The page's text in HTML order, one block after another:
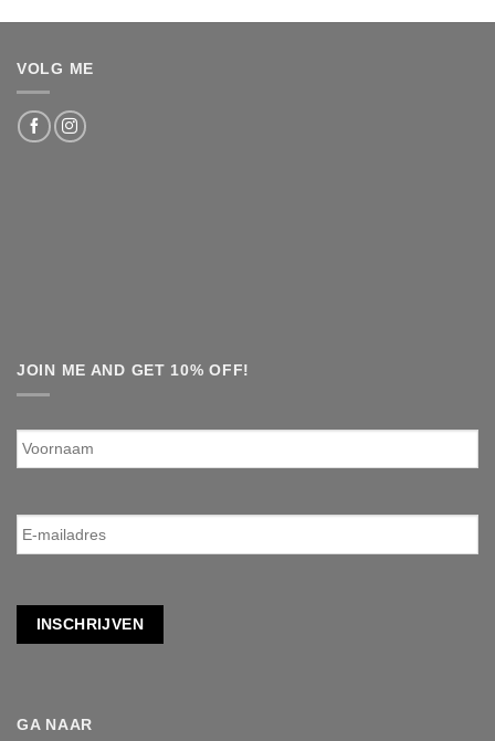
VOLG ME
JOIN ME AND GET 10% OFF!
Voornaam
E-
mailadres *
INSCHRIJVEN
GA NAAR